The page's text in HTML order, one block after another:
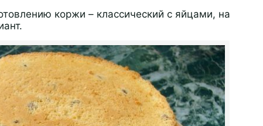
коржи – классический с яйцами, на